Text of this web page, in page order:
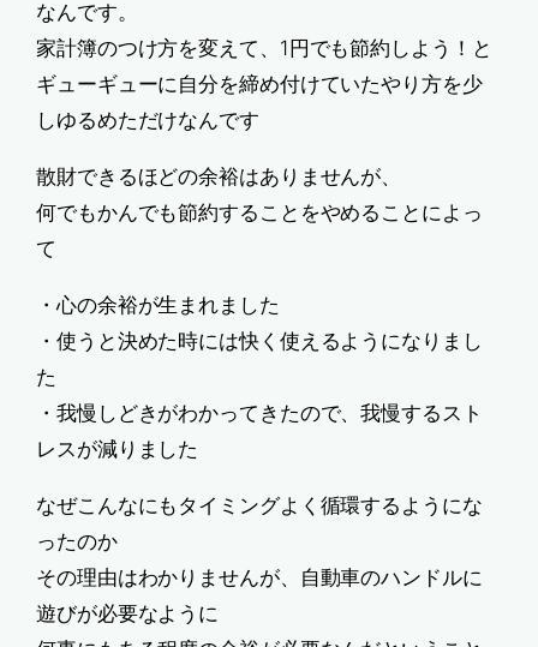
なんです。
家計簿のつけ方を変えて、1円でも節約しよう！と
ギューギューに自分を締め付けていたやり方を少
しゆるめただけなんです
散財できるほどの余裕はありませんが、
何でもかんでも節約することをやめることによっ
て
・心の余裕が生まれました
・使うと決めた時には快く使えるようになりまし
た
・我慢しどきがわかってきたので、我慢するスト
レスが減りました
なぜこんなにもタイミングよく循環するようにな
ったのか
その理由はわかりませんが、自動車のハンドルに
遊びが必要なように